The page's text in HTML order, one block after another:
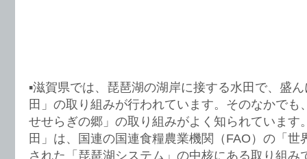
▪️滋賀県では、琵琶湖の湖岸に接する水田で、盛
田」の取り組みが行われています。そのなかでも
せせらぎの郷」の取り組みがよく知られています
田」は、国連の国連食糧農業機関（FAO）の「世
された「琵琶湖システム」の中核にある取り組み